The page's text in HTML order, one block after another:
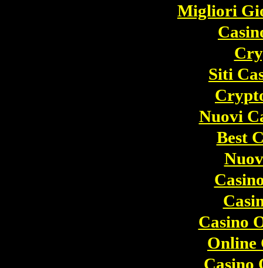
Migliori
Siti
Nuovi
Best
Casino
Online
Casino